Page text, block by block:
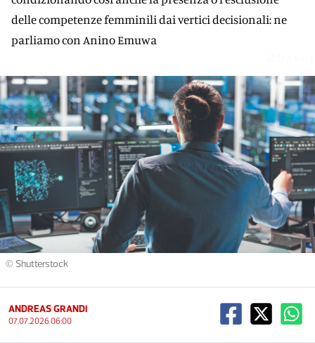
delle competenze femminili dai vertici decisionali: ne
parliamo con Anino Emuwa
© Shutterstock
ANDREAS GRANDI
07.07.2026 06:00